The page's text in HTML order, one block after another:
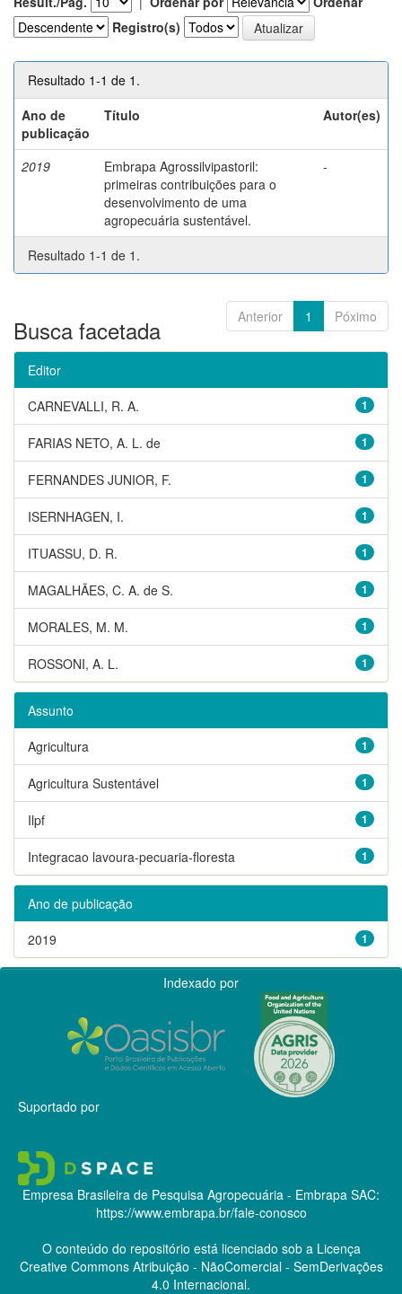
Registro(s)
Resultado 1-1 de 1.
Ano de
publicação
Título Autor(es)
2019
Embrapa Agrossilvipastoril:
primeiras contribuições para o
desenvolvimento de uma
agropecuária sustentável.
-
Resultado 1-1 de 1.
Anterior 1 Póximo
Busca facetada
Editor
1
CARNEVALLI, R. A.
1
FARIAS NETO, A. L. de
1
FERNANDES JUNIOR, F.
1
ISERNHAGEN, I.
1
ITUASSU, D. R.
1
MAGALHÃES, C. A. de S.
1
MORALES, M. M.
1
ROSSONI, A. L.
Assunto
1
Agricultura
1
Agricultura Sustentável
1
Ilpf
1
Integracao lavoura-pecuaria-floresta
Ano de publicação
1
2019
Indexado por
Suportado por
Empresa Brasileira de Pesquisa Agropecuária - Embrapa SAC:
https://www.embrapa.br/fale-conosco
O conteúdo do repositório está licenciado sob a Licença
Creative CommonsAtribuição - NãoComercial - SemDerivações
4.0 Internacional.